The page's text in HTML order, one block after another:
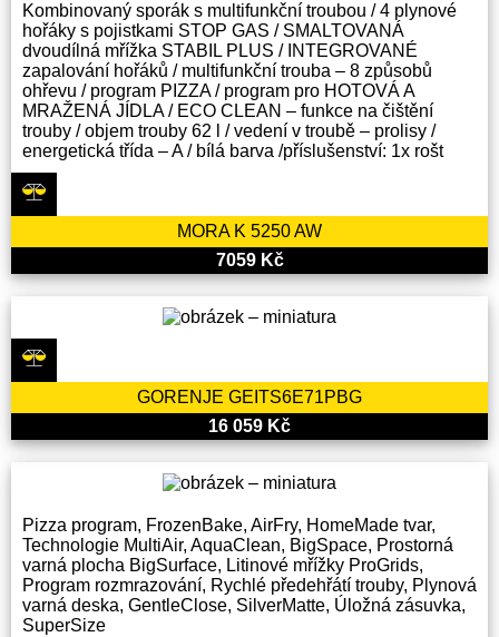
Kombinovaný sporák s multifunkční troubou / 4 plynové
hořáky s pojistkami STOP GAS / SMALTOVANÁ
dvoudílná mřížka STABIL PLUS / INTEGROVANÉ
zapalování hořáků / multifunkční trouba – 8 způsobů
ohřevu / program PIZZA / program pro HOTOVÁ A
MRAŽENÁ JÍDLA / ECO CLEAN – funkce na čištění
trouby / objem trouby 62 l / vedení v troubě – prolisy /
energetická třída – A / bílá barva /příslušenství: 1x rošt
MORA K 5250 AW
7059 Kč
GORENJE GEITS6E71PBG
16 059 Kč
Pizza program, FrozenBake, AirFry, HomeMade tvar,
Technologie MultiAir, AquaClean, BigSpace, Prostorná
varná plocha BigSurface, Litinové mřížky ProGrids,
Program rozmrazování, Rychlé předehřátí trouby, Plynová
varná deska, GentleClose, SilverMatte, Úložná zásuvka,
SuperSize